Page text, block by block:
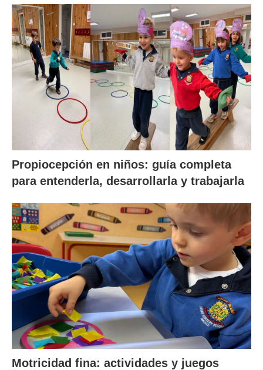
Propiocepción en niños: guía completa
para entenderla, desarrollarla y trabajarla
Motricidad fina: actividades y juegos